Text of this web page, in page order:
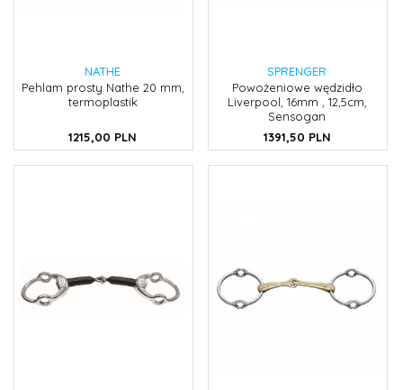
NATHE
Pehlam prosty Nathe 20 mm,
termoplastik
1215,00 PLN
SPRENGER
Powożeniowe wędzidło
Liverpool, 16mm , 12,5cm,
Sensogan
1391,50 PLN